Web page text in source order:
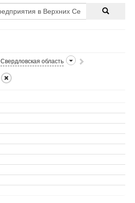
Свердловская область